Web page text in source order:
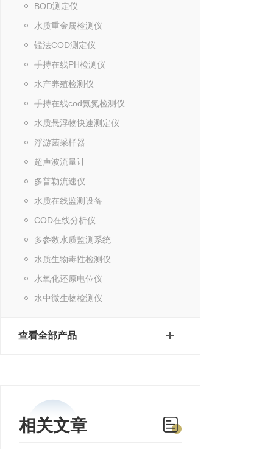
BOD测定仪
水质重金属检测仪
锰法COD测定仪
手持在线PH检测仪
水产养殖检测仪
手持在线cod氨氮检测仪
水质悬浮物快速测定仪
浮游菌采样器
超声波流量计
多普勒流速仪
水质在线监测设备
COD在线分析仪
多参数水质监测系统
水质生物毒性检测仪
水氧化还原电位仪
水中微生物检测仪
查看全部产品
相关文章